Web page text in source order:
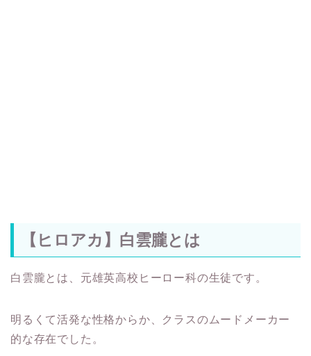
【ヒロアカ】白雲朧とは
白雲朧とは、元雄英高校ヒーロー科の生徒です。
明るくて活発な性格からか、クラスのムードメーカー
的な存在でした。